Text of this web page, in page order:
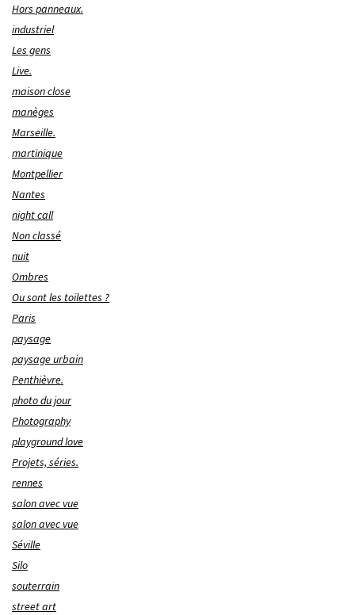
Hors panneaux.
industriel
Les gens
Live.
maison close
manèges
Marseille.
martinique
Montpellier
Nantes
night call
Non classé
nuit
Ombres
Ou sont les toilettes ?
Paris
paysage
paysage urbain
Penthièvre.
photo du jour
Photography
playground love
Projets, séries.
rennes
salon avec vue
salon avec vue
Séville
Silo
souterrain
street art